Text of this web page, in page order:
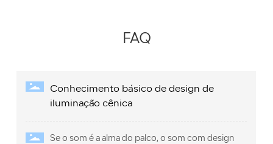
FAQ
Conhecimento básico de design de
iluminação cênica
Se o som é a alma do palco, o som com design